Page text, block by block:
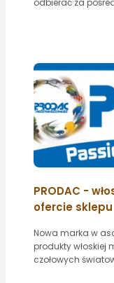
PRODAC -
ofercie sklepu
Nowa marka w
produkty włoskiej
czołowych